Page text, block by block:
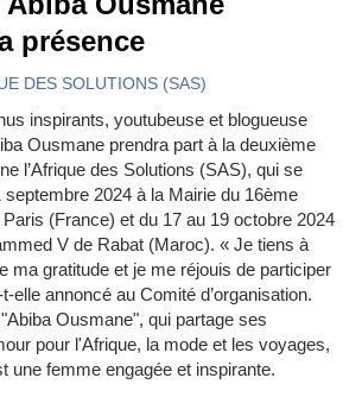
présence
DES SOLUTIONS (SAS)
inspirants, youtubeuse et blogueuse
Ousmane prendra part à la deuxième
l’Afrique des Solutions (SAS), qui se
septembre 2024 à la Mairie du 16ème
(France) et du 17 au 19 octobre 2024
V de Rabat (Maroc). « Je tiens à
ma gratitude et je me réjouis de participer
elle annoncé au Comité d’organisation.
Ousmane", qui partage ses
pour l'Afrique, la mode et les voyages,
une femme engagée et inspirante.